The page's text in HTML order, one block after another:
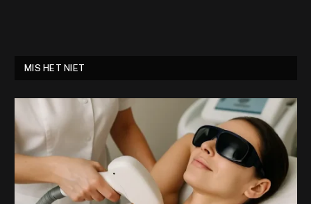
MIS HET NIET